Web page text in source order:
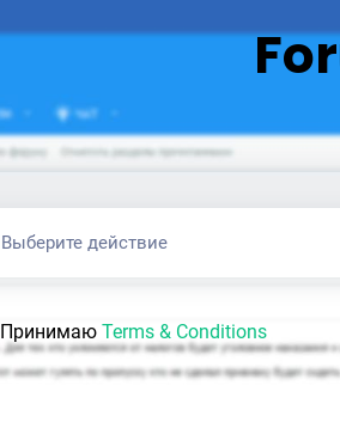
Выберите действие
Принимаю Terms & Conditions